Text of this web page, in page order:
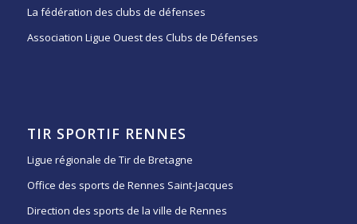
La fédération des clubs de défenses
Association Ligue Ouest des Clubs de Défenses
TIR SPORTIF RENNES
Ligue régionale de Tir de Bretagne
Office des sports de Rennes Saint-Jacques
Direction des sports de la ville de Rennes